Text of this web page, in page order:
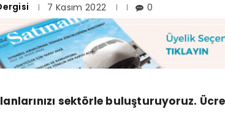
7 Kasım 2022 0
sektörle buluşturuyoruz.